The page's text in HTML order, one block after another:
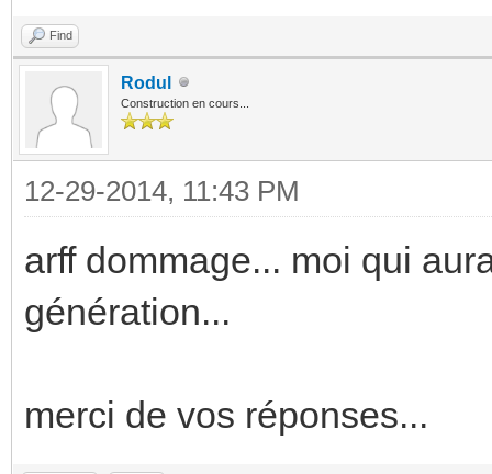
Find
Rodul
Construction en cours...
12-29-2014, 11:43 PM
arff dommage... moi qui
génération...
merci de vos réponses...